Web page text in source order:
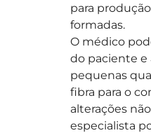
para
formadas.
O médico
do paciente e
pequenas
fibra para o
alterações
especialista